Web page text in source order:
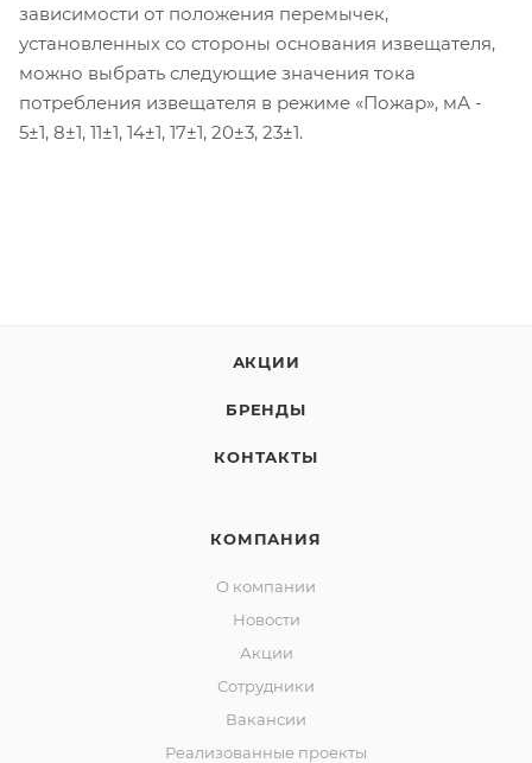
зависимости от положения перемычек,
установленных со стороны основания извещателя,
можно выбрать следующие значения тока
потребления извещателя в режиме «Пожар», мА -
5±1, 8±1, 11±1, 14±1, 17±1, 20±3, 23±1.
АКЦИИ
БРЕНДЫ
КОНТАКТЫ
КОМПАНИЯ
О компании
Новости
Акции
Сотрудники
Вакансии
Реализованные проекты